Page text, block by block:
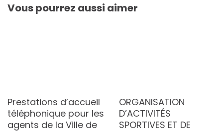
Vous pourrez aussi aimer
Prestations d’accueil
téléphonique pour les
agents de la Ville de
ORGANISATION
D’ACTIVITÉS
SPORTIVES ET DE